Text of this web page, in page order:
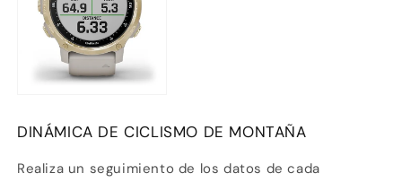
DINÁMICA DE CICLISMO DE MONTAÑA
Realiza un seguimiento de los datos de cada